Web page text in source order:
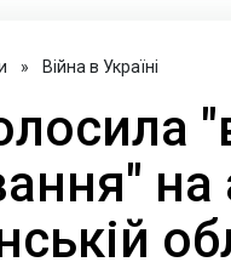
» Війна в Україні
на